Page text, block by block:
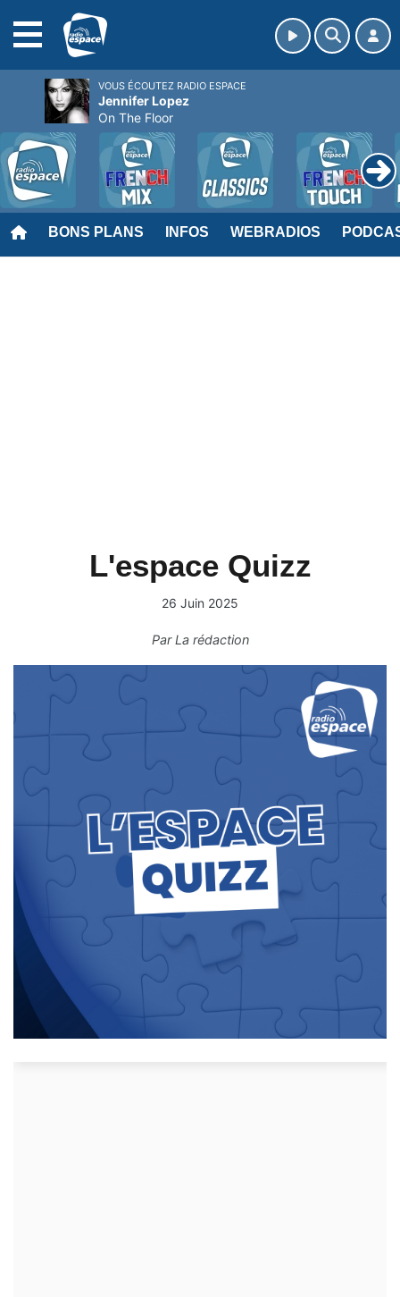
BONS PLANS INFOS WEBRADIOS
L'espace Quizz
26 Juin 2025
ParLa rédaction
VOUS ÉCOUTEZ RADIO ESPACE
Jennifer Lopez
On The Floor